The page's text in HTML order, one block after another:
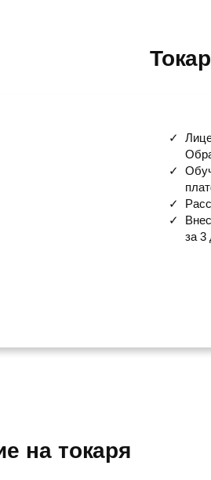
за 3
на токаря